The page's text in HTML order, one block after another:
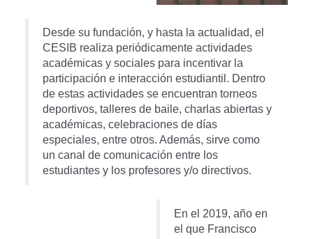
Desde su fundación, y hasta la actualidad, el
CESIB realiza periódicamente actividades
académicas y sociales para incentivar la
participación e interacción estudiantil. Dentro
de estas actividades se encuentran torneos
deportivos, talleres de baile, charlas abiertas y
académicas, celebraciones de días
especiales, entre otros. Además, sirve como
un canal de comunicación entre los
estudiantes y los profesores y/o directivos.
En el 2019, año en
el que Francisco